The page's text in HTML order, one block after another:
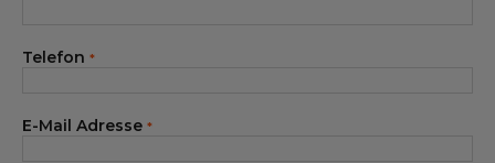
Neuigkeiten
Telefon *
E-Mail Adresse *